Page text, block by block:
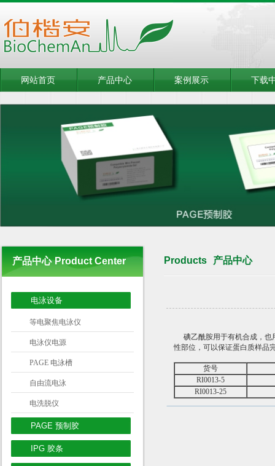
网站首页 产品中心 案例展示 下载
产品中心 Product Center
电泳设备
等电聚焦电泳仪
电泳仪电源
PAGE 电泳槽
自由流电泳
电洗脱仪
PAGE 预制胶
IPG 胶条
Products 产品中心
碘乙酰胺用于有机合成，
性部位，可以保证蛋白质样品
货号
RI0013-5
RI0013-25